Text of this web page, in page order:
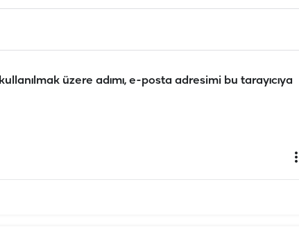
üzere adımı, e-posta adresimi bu tarayıcıya